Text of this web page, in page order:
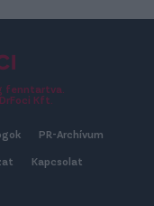
fenntartva.
Kft.
PR-Archívum
Kapcsolat